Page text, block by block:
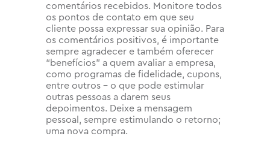
comentários recebidos. Monitore todos
os pontos de contato em que seu
cliente possa expressar sua opinião. Para
os comentários positivos, é importante
sempre agradecer e também oferecer
“benefícios” a quem avaliar a empresa,
como programas de fidelidade, cupons,
entre outros – o que pode estimular
outras pessoas a darem seus
depoimentos. Deixe a mensagem
pessoal, sempre estimulando o retorno;
uma nova compra.